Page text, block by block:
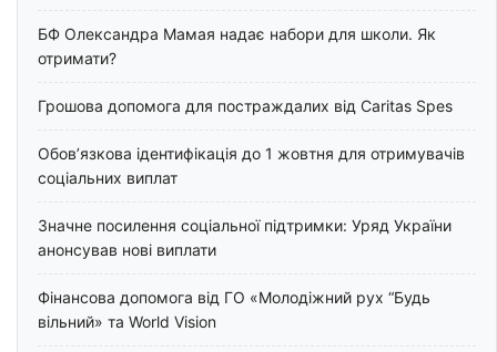
БФ Олександра Мамая надає набори для школи. Як
отримати?
Грошова допомога для постраждалих від Caritas Spes
Обов’язкова ідентифікація до 1 жовтня для отримувачів
соціальних виплат
Значне посилення соціальної підтримки: Уряд України
анонсував нові виплати
Фінансова допомога від ГО «Молодіжний рух “Будь
вільний» та World Vision